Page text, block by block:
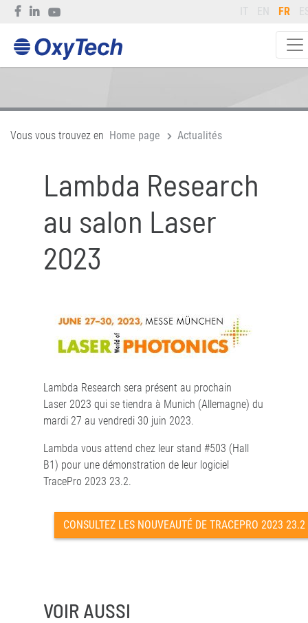
IT EN FR
Vous vous trouvez en Home page Actualités
Lambda Research
au salon Laser
2023
Lambda Research sera présent au prochain
Laser 2023 qui se tiendra à Munich (Allemagne) du
mardi 27 au vendredi 30 juin 2023.
Lambda vous attend chez leur stand #503 (Hall
B1) pour une démonstration de leur logiciel
TracePro 2023 23.2.
CONSULTEZ LES NOUVEAUTÉ DE TRACEPRO 2023 23.2
VOIR AUSSI